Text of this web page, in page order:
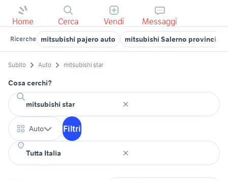
Home Cerca Vendi Messaggi
Ricerche mitsubishi pajero auto mitsubishi Salerno provincia
Subito Auto mitsubishi star
Cosa cerchi?
Auto Filtri